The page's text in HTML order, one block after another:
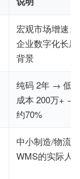
宏观市场增速
企业数字化长
背景
纯码 2年 → 低
成本 200万+ →
约70%
中小制造/物流
WMS的实际人